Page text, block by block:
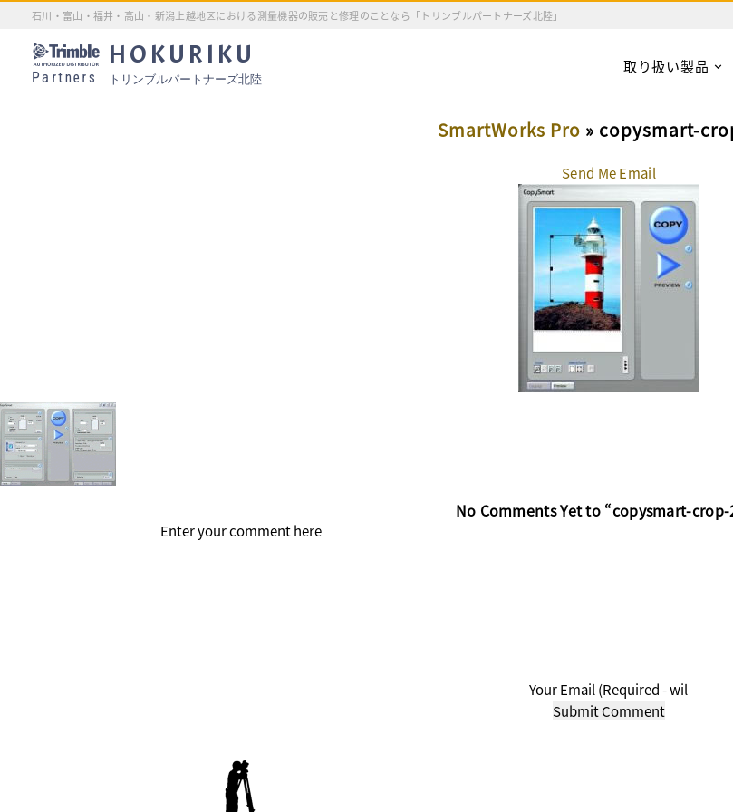
石川・富山・福井・高山・新潟上越地区における測量機器の販売と修理のことなら「トリンブルパートナーズ北陸」
Partners
HOKURIKU
トリンブルパートナーズ北陸
取り扱い製品
SmartWorks Pro » copysmart-
Send Me Email
No Comments Yet to “copysmart-crop-